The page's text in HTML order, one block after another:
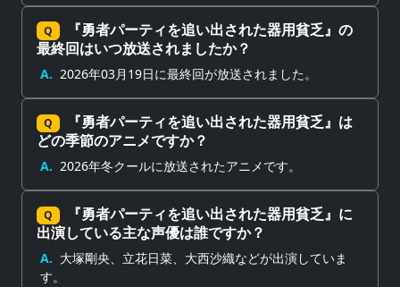
Q
『勇者パーティを追い出された器用貧乏』の
最終回はいつ放送されましたか？
A. 2026年03月19日に最終回が放送されました。
Q
『勇者パーティを追い出された器用貧乏』は
どの季節のアニメですか？
A. 2026年冬クールに放送されたアニメです。
Q
『勇者パーティを追い出された器用貧乏』に
出演している主な声優は誰ですか？
A. 大塚剛央、立花日菜、大西沙織などが出演していま
す。